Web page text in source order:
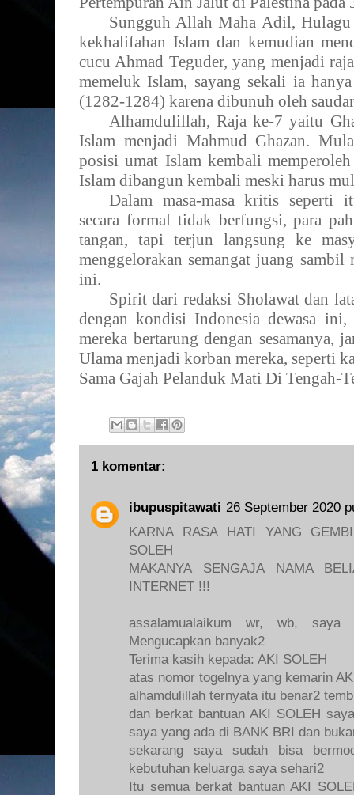
Sungguh Allah Maha Adil,
kekhalifahan Islam dan kemudian
cucu Ahmad Teguder, yang menjadi
memeluk Islam, sayang sekali ia
(1282-1284) karena dibunuh oleh
Alhamdulillah, Raja ke-7 yaitu
Islam menjadi Mahmud Ghazan.
posisi umat Islam kembali memperoleh
Islam dibangun kembali meski harus
Dalam masa-masa kritis seperti
secara formal tidak berfungsi, para
tangan, tapi terjun langsung ke
menggelorakan semangat juang sambil
ini.
Spirit dari redaksi Sholawat dan
dengan kondisi Indonesia dewasa
mereka bertarung dengan sesamanya,
Ulama menjadi korban mereka, seperti
Sama Gajah Pelanduk Mati Di Tengah-
1 komentar:
ibupuspitawati 26 September 2020
KARNA RASA HATI YANG
SOLEH
MAKANYA SENGAJA NAMA
INTERNET !!!
assalamualaikum wr, wb, saya
Mengucapkan banyak2
Terima kasih kepada: AKI SOLEH
atas nomor togelnya yang kemarin
alhamdulillah ternyata itu benar2
dan berkat bantuan AKI SOLEH
saya yang ada di BANK BRI dan
sekarang saya sudah bisa
kebutuhan keluarga saya sehari2
Itu semua berkat bantuan AKI